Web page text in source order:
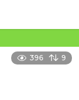
396 9